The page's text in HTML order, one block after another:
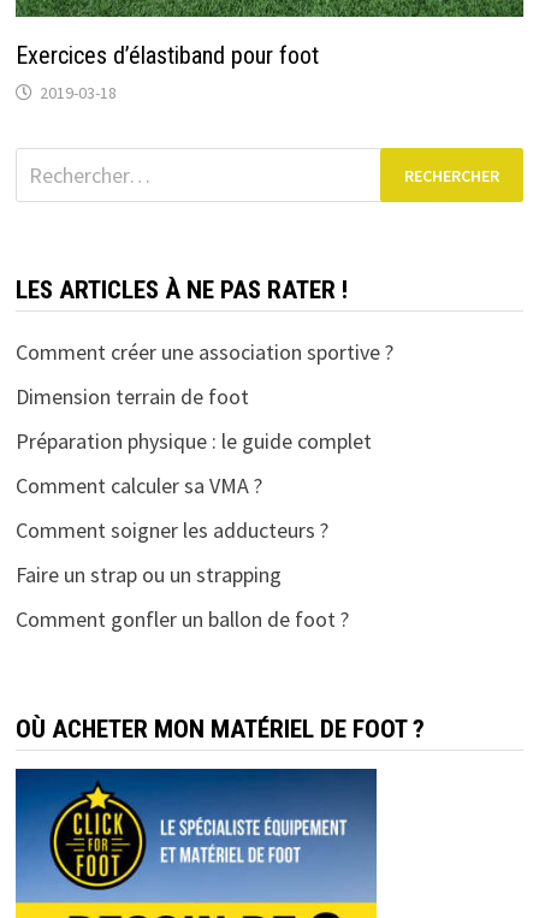
Exercices d’élastiband pour foot
2019-03-18
Rechercher :
LES ARTICLES À NE PAS RATER !
Comment créer une association sportive ?
Dimension terrain de foot
Préparation physique : le guide complet
Comment calculer sa VMA ?
Comment soigner les adducteurs ?
Faire un strap ou un strapping
Comment gonfler un ballon de foot ?
OÙ ACHETER MON MATÉRIEL DE FOOT ?